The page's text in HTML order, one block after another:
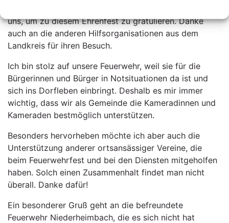
uns, um zu diesem Ehrenfest zu gratulieren. Danke
auch an die anderen Hilfsorganisationen aus dem
Landkreis für ihren Besuch.
Ich bin stolz auf unsere Feuerwehr, weil sie für die
Bürgerinnen und Bürger in Notsituationen da ist und
sich ins Dorfleben einbringt. Deshalb es mir immer
wichtig, dass wir als Gemeinde die Kameradinnen und
Kameraden bestmöglich unterstützen.
Besonders hervorheben möchte ich aber auch die
Unterstützung anderer ortsansässiger Vereine, die
beim Feuerwehrfest und bei den Diensten mitgeholfen
haben. Solch einen Zusammenhalt findet man nicht
überall. Danke dafür!
Ein besonderer Gruß geht an die befreundete
Feuerwehr Niederheimbach, die es sich nicht hat